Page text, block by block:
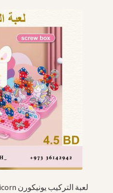
Assembly Puzzle Toy Unicorn لعبة التركيب يونيكورن